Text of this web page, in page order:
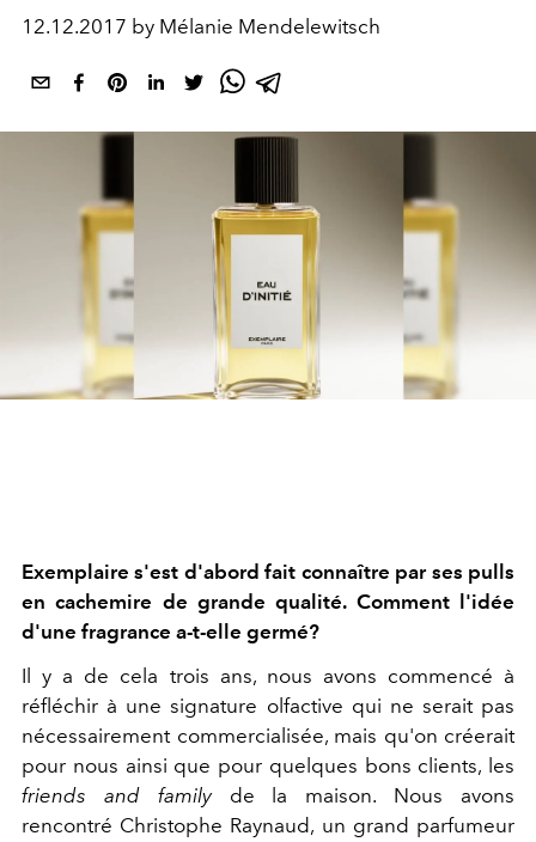
12.12.2017 by Mélanie Mendelewitsch
Exemplaire s'est d'abord fait connaître par ses pulls
en cachemire de grande qualité. Comment l'idée
d'une fragrance a-t-elle germé?
Il y a de cela trois ans, nous avons commencé à
réfléchir à une signature olfactive qui ne serait pas
nécessairement commercialisée, mais qu'on créerait
pour nous ainsi que pour quelques bons clients, les
friends and family de la maison. Nous avons
rencontré Christophe Raynaud, un grand parfumeur